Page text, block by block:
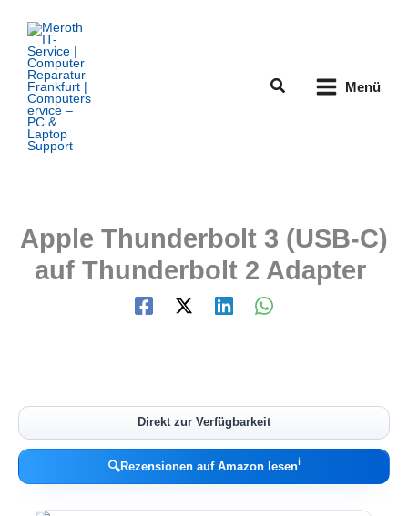
Inhalt
springen
Suchen Menü
Apple Thunderbolt 3 (USB‑C)
auf Thunderbolt 2 Adapter ​​​​​​​
Direkt zur Verfügbarkeit
🔍Rezensionen auf Amazon lesenℹ︎